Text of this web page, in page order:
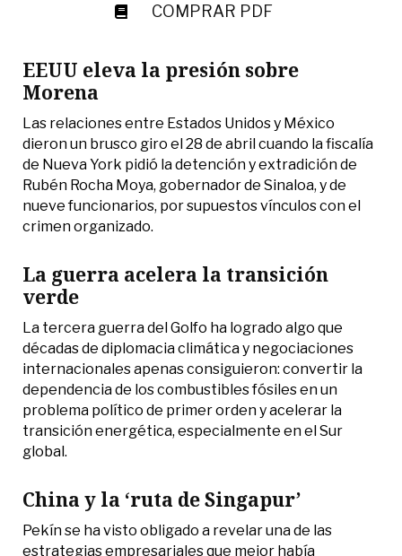
COMPRAR PDF
EEUU eleva la presión sobre
Morena
Las relaciones entre Estados Unidos y México
dieron un brusco giro el 28 de abril cuando la fiscalía
de Nueva York pidió la detención y extradición de
Rubén Rocha Moya, gobernador de Sinaloa, y de
nueve funcionarios, por supuestos vínculos con el
crimen organizado.
La guerra acelera la transición
verde
La tercera guerra del Golfo ha logrado algo que
décadas de diplomacia climática y negociaciones
internacionales apenas consiguieron: convertir la
dependencia de los combustibles fósiles en un
problema político de primer orden y acelerar la
transición energética, especialmente en el Sur
global.
China y la ‘ruta de Singapur’
Pekín se ha visto obligado a revelar una de las
estrategias empresariales que mejor había